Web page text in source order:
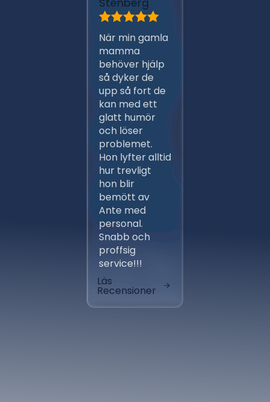
När min gamla
mamma
behöver hjälp
så dyker de
upp så fort de
kan med ett
glatt humör
och löser
problemet.
Hon lyfter alltid
hur trevligt
hon blir
bemött av
Ante med
personal.
Snabb och
proffsig
service!!!
Läs
Recensioner